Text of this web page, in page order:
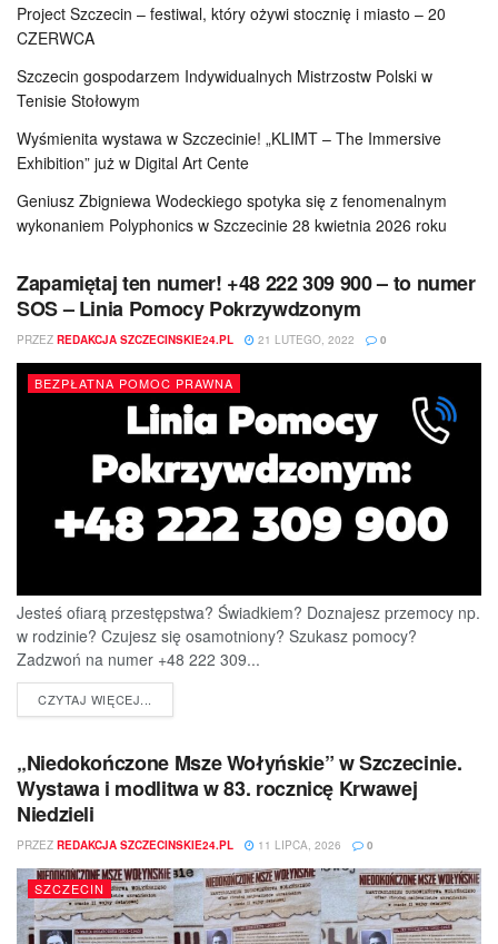
Project Szczecin – festiwal, który ożywi stocznię i miasto – 20
CZERWCA
Szczecin gospodarzem Indywidualnych Mistrzostw Polski w
Tenisie Stołowym
Wyśmienita wystawa w Szczecinie! „KLIMT – The Immersive
Exhibition” już w Digital Art Cente
Geniusz Zbigniewa Wodeckiego spotyka się z fenomenalnym
wykonaniem Polyphonics w Szczecinie 28 kwietnia 2026 roku
Zapamiętaj ten numer! +48 222 309 900 – to numer
SOS – Linia Pomocy Pokrzywdzonym
PRZEZ REDAKCJA SZCZECINSKIE24.PL 21 LUTEGO, 2022 0
BEZPŁATNA POMOC PRAWNA
Jesteś ofiarą przestępstwa? Świadkiem? Doznajesz przemocy np.
w rodzinie? Czujesz się osamotniony? Szukasz pomocy?
Zadzwoń na numer +48 222 309...
CZYTAJ WIĘCEJ...
„Niedokończone Msze Wołyńskie” w Szczecinie.
Wystawa i modlitwa w 83. rocznicę Krwawej
Niedzieli
PRZEZ REDAKCJA SZCZECINSKIE24.PL 11 LIPCA, 2026 0
SZCZECIN